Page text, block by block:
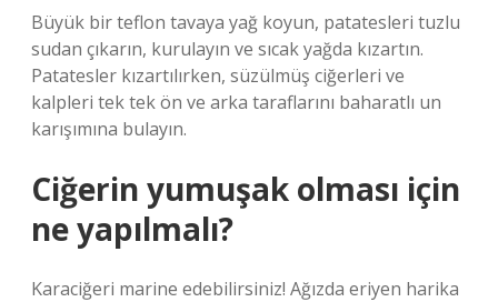
Büyük bir teflon tavaya yağ koyun, patatesleri tuzlu
sudan çıkarın, kurulayın ve sıcak yağda kızartın.
Patatesler kızartılırken, süzülmüş ciğerleri ve
kalpleri tek tek ön ve arka taraflarını baharatlı un
karışımına bulayın.
Ciğerin yumuşak olması için
ne yapılmalı?
Karaciğeri marine edebilirsiniz! Ağızda eriyen harika